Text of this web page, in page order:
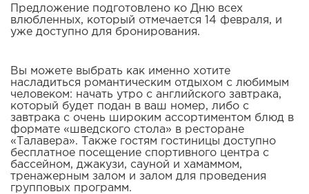
Предложение подготовлено ко Дню всех
влюбленных, который отмечается 14 февраля, и
уже доступно для бронирования.
Вы можете выбрать как именно хотите
насладиться романтическим отдыхом с любимым
человеком: начать утро с английского завтрака,
который будет подан в ваш номер, либо с
завтрака с очень широким ассортиментом блюд в
формате «шведского стола» в ресторане
«Талавера». Также гостям гостиницы доступно
бесплатное посещение спортивного центра с
бассейном, джакузи, сауной и хамаммом,
тренажерным залом и залом для проведения
групповых программ.